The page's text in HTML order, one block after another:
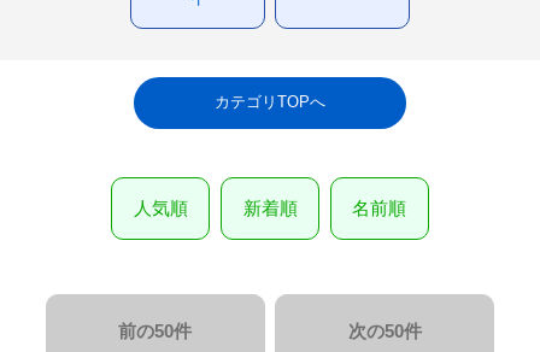
カテゴリTOPへ
人気順 新着順 名前順
前の50件 次の50件